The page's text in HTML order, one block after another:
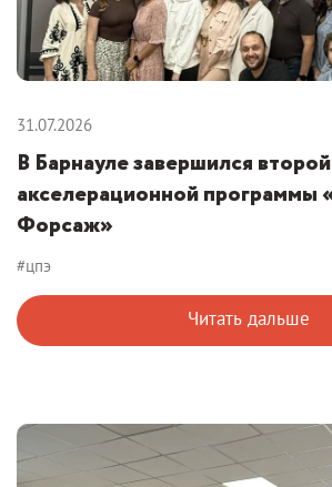
31.07.2026
В Барнауле завершился
акселерационной программы
Форсаж»
#цпэ
Читать дальше